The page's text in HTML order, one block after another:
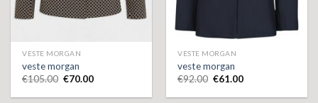
VESTE MORGAN
veste morgan
€105.00 €70.00
VESTE MORGAN
veste morgan
€92.00 €61.00